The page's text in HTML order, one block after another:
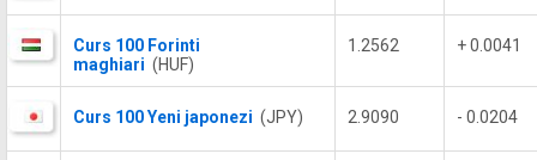
Curs 100 Forinti
maghiari (HUF)
1.2562 + 0.0041
Curs 100 Yeni japonezi (JPY) 2.9090 - 0.0204